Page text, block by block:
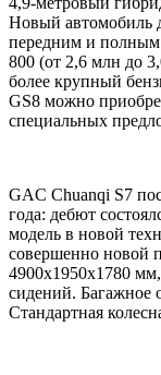
Новый автомобиль
передним и полным
800 (от 2,6 млн до
более крупный
GS8 можно
специальных
GAC Chuanqi S7
года: дебют
модель в новой
совершенно новой
4900x1950x1780
сидений. Багажное
Стандартная